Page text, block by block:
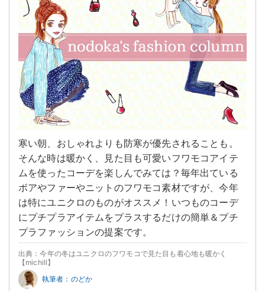
寒い朝、おしゃれよりも防寒が優先されることも。
そんな時は暖かく、見た目も可愛いフワモコアイテ
ムを使ったコーデを楽しんでみては？毎年出ている
ボアやファーやニットのフワモコ素材ですが、今年
は特にユニクロのものがオススメ！いつものコーデ
にプチプラアイテムをプラスするだけの簡単＆プチ
プラファッションの提案です。
出典：今年の冬はユニクロのフワモコで見た目も着心地も暖かく
【michill】
執筆者：のどか